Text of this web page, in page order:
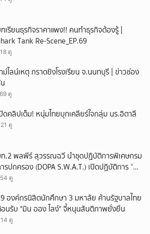
เรียนธุรกิจราคาแพง!! คนทำธุรกิจต้องรู้ |
Tank Re-Scene_EP.69
ดู
ม์ไลน์เหตุ กราดยิงโรงเรียน จ.นนทบุรี | ข่าวช่อง
ดู
ดคลิปเต็ม! หนุ่มไทยบุกเคลียร์ใจกลุ่ม นร.อิตาลี
ดู
.2 พลพีร์ สุวรรณฉวี นำชุดปฏิบัติการพิเศษกรม
รปกครอง (DOPA S.W.A.T.) เปิดปฏิบัติการ “บา
โสธร” บุกจับผับเถื่อนอัพยา กลางเมืองแปดริ้ว
ดู
องค์กรนิสิตนักศึกษา 3 มหาลัย ค้านรัฐบาลไทย
นรับ "มิน ออง ไลง์" จี้หนุนสันติภาพยั่งยืน
ดู